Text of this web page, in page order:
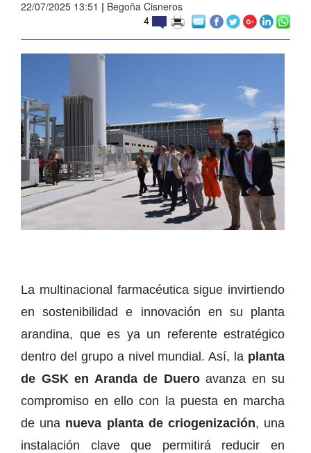
22/07/2025 13:51 | Begoña Cisneros
4
La multinacional farmacéutica sigue invirtiendo
en sostenibilidad e innovación en su planta
arandina, que es ya un referente estratégico
dentro del grupo a nivel mundial. Así, la planta
de GSK en Aranda de Dueroavanza en su
compromiso en ello con la puesta en marcha
de una nueva planta de criogenización, una
instalación clave que permitirá reducir en